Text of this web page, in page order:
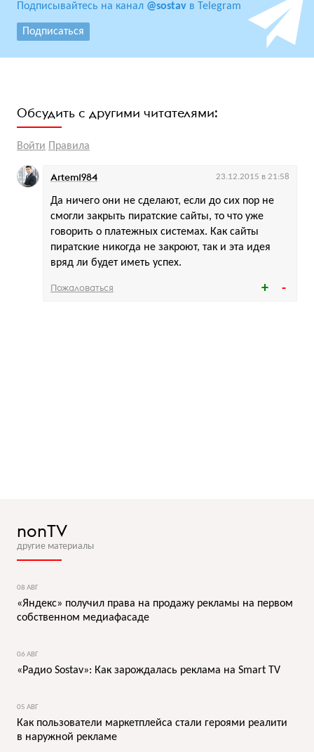
Подписывайтесь на канал @sostav в Telegram
Подписаться
Обсудить с другими читателями:
Войти Правила
Да ничего они не сделают, если до сих пор не
смогли закрыть пиратские сайты, то что уже
говорить о платежных системах. Как сайты
пиратские никогда не закроют, так и эта идея
вряд ли будет иметь успех.
Artem1984 23.12.2015 в 21:58
Пожаловаться
nonTV
другие материалы
08 АВГ
«Яндекс» получил права на продажу рекламы на первом
собственном медиафасаде
06 АВГ
«Радио Sostav»: Как зарождалась реклама на Smart TV
05 АВГ
Как пользователи маркетплейса стали героями реалити
в наружной рекламе